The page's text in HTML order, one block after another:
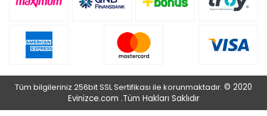
Tüm bilgileriniz 256bit SSL Sertifikası ile korunmaktadır. © 2020
Evinizce.com .Tüm Hakları Saklıdır